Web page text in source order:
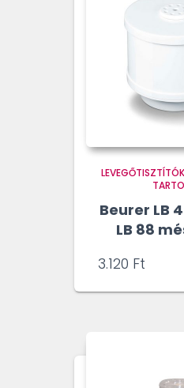
Beurer LB
LB 88
3.120 Ft